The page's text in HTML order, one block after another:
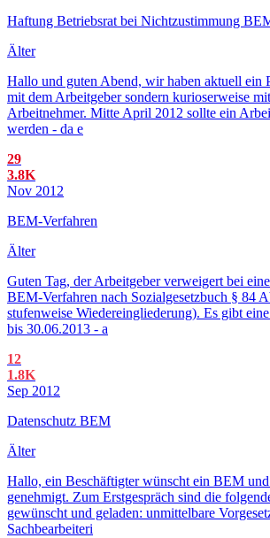
Haftung Betriebsrat bei Nichtzustimmung
Älter
Hallo und guten Abend, wir haben aktuell ein
mit dem Arbeitgeber sondern kurioserweise
Arbeitnehmer. Mitte April 2012 sollte ein
werden - da e
29
3.8K
Nov 2012
BEM-Verfahren
Älter
Guten Tag, der Arbeitgeber verweigert bei
BEM-Verfahren nach Sozialgesetzbuch § 84
stufenweise Wiedereingliederung). Es gibt
bis 30.06.2013 - a
12
1.8K
Sep 2012
Datenschutz BEM
Älter
Hallo, ein Beschäftigter wünscht ein BEM
genehmigt. Zum Erstgespräch sind die
gewünscht und geladen: unmittelbare
Sachbearbeiteri